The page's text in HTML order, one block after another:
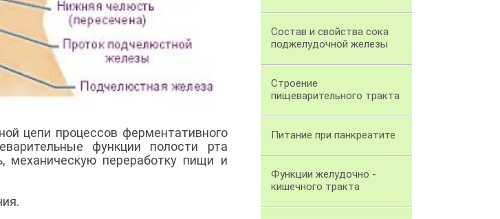
цепи процессов ферментативного
функции полости рта
механическую переработку пищи и
Состав и свойства сока
поджелудочной железы
Строение
пищеварительного тракта
Питание при панкреатите
Функции желудочно -
кишечного тракта